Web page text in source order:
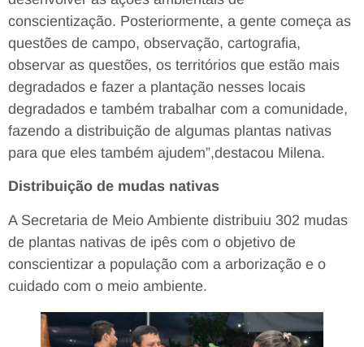
conscientização. Posteriormente, a gente começa as
questões de campo, observação, cartografia,
observar as questões, os territórios que estão mais
degradados e fazer a plantação nesses locais
degradados e também trabalhar com a comunidade,
fazendo a distribuição de algumas plantas nativas
para que eles também ajudem”,destacou Milena.
Distribuição de mudas nativas
A Secretaria de Meio Ambiente distribuiu 302 mudas
de plantas nativas de ipês com o objetivo de
conscientizar a população com a arborização e o
cuidado com o meio ambiente.